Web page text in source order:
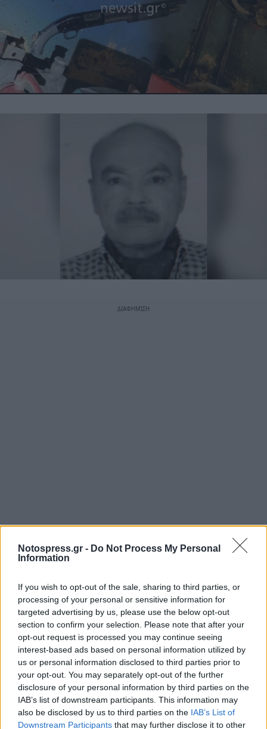
Notospress.gr - Do Not Process My Personal
Information
If you wish to opt-out of the sale, sharing to third parties, or
processing of your personal or sensitive information for
targeted advertising by us, please use the below opt-out
section to confirm your selection. Please note that after your
opt-out request is processed you may continue seeing
interest-based ads based on personal information utilized by
us or personal information disclosed to third parties prior to
your opt-out. You may separately opt-out of the further
disclosure of your personal information by third parties on the
IAB’s list of downstream participants. This information may
also be disclosed by us to third parties on the IAB’s List of
Downstream Participants that may further disclose it to other
Ο 76χρονος Αιγύπτιος, ήρθε αρχικά πρόσωπο με